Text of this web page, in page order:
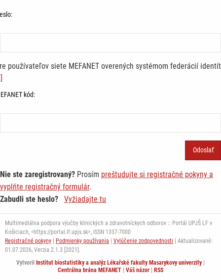
používateľov siete MEFANET overených systémom federácií identít
kód:
Nie ste zaregistrovaný? Prosím preštudujte si registračné pokyny a
vyplňte registračný formulár.
Zabudli ste heslo?
Vyžiadajte tu
Multimediálna podpora výučby klinických a zdravotníckych odborov :: Portál UPJŠ LF v
Košiciach, <https://portal.lf.upjs.sk>, ISSN 1337-7000
Registračné pokyny
Podmienky používania Vylúčenie zodpovednosti | Aktualizované:
01.07.2026, Verzia 2.1.3 [2021].
Vytvoril
Institut biostatistiky a analýz Lékařské fakulty Masarykovy univerzity|
Centrálna brána MEFANET
Váš názor RSS